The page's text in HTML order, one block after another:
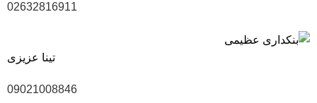
02632816911
تینا عزیزی
09021008846